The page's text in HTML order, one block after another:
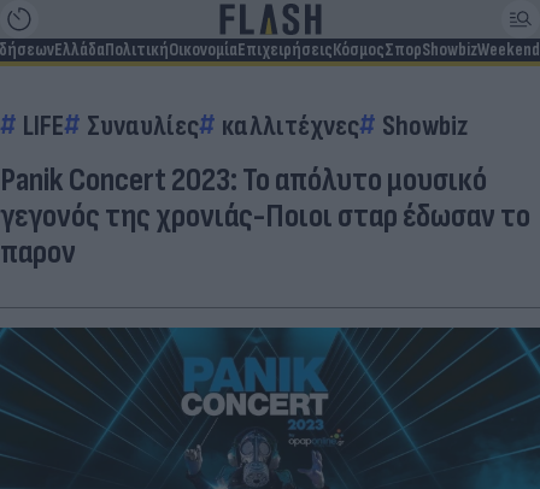
ΕλλάδαΠολιτικήΟικονομίαΕπιχειρήσειςΚόσμοςΣπορShowbizWeekend
LIFE Συναυλίες καλλιτέχνες Showbiz
Panik Concert 2023: Το απόλυτο μουσικό
γεγονός της χρονιάς-Ποιοι σταρ έδωσαν το
παρον